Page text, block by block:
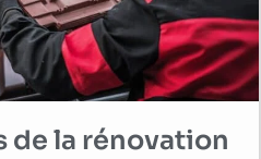
de la rénovation